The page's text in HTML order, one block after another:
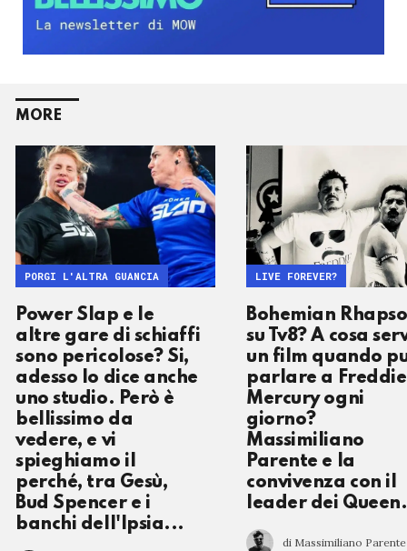
MORE
Power Slap e le
altre gare di schiaffi
sono pericolose? Si,
adesso lo dice anche
uno studio. Però è
bellissimo da
vedere, e vi
spieghiamo il
perché, tra Gesù,
Bud Spencer e i
banchi dell'Ipsia...
PORGI L'ALTRA GUANCIA
Bohemian
su Tv8? A cosa
un film quando
parlare a Freddie
Mercury ogni
giorno?
Massimiliano
Parente e la
convivenza con il
leader dei
di Massimiliano Parente
LIVE FOREVER?